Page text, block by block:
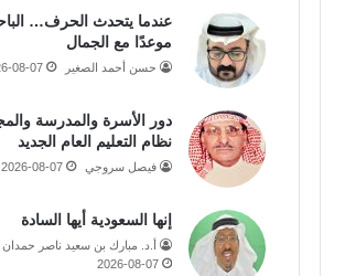
عندما يتحدث الحرف…
موعدًا مع الجمال
حسن أحمد الصغير 08-07
دور الأسرة والمدرسة
نظام التعليم العام الجديد
فيصل سروجي 2026-08-07
إنها السعودية أيها السادة
أ.د. مبارك بن سعيد ناصر حمدان
2026-08-07